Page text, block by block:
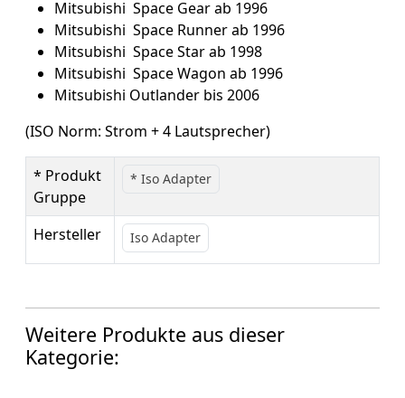
Mitsubishi Space Gear ab 1996
Mitsubishi Space Runner ab 1996
Mitsubishi Space Star ab 1998
Mitsubishi Space Wagon ab 1996
Mitsubishi Outlander bis 2006
(ISO Norm: Strom + 4 Lautsprecher)
* Produkt
Gruppe
* Iso Adapter
Hersteller Iso Adapter
Weitere Produkte aus dieser
Kategorie: